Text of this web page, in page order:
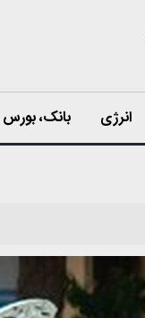
انرژی بانک، بورس